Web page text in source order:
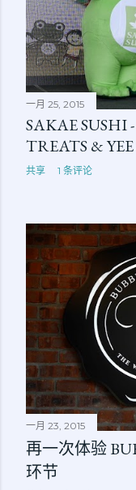
一月 25, 2015
SAKAE SUSHI
TREATS &
共享 1 条评论
一月 23, 2015
再一次体验
环节